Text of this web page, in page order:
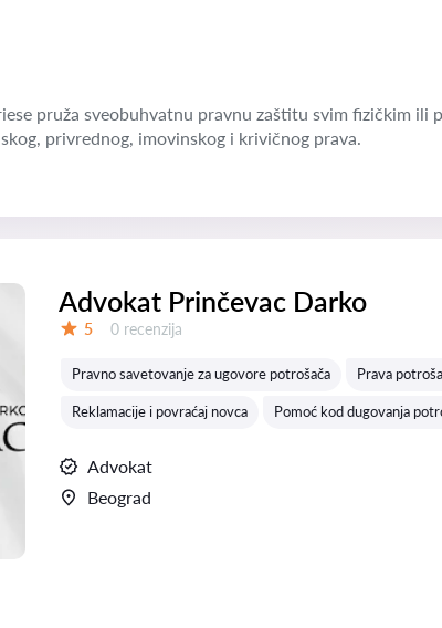
pruža sveobuhvatnu pravnu zaštitu svim fizičkim ili
privrednog, imovinskog i krivičnog prava.
Advokat Prinčevac Darko
5 Recenzija:
0 recenzija
Pravno savetovanje za ugovore potrošača Prava
Reklamacije i povraćaj novca Pomoć kod dugovanja
Advokat
Beograd